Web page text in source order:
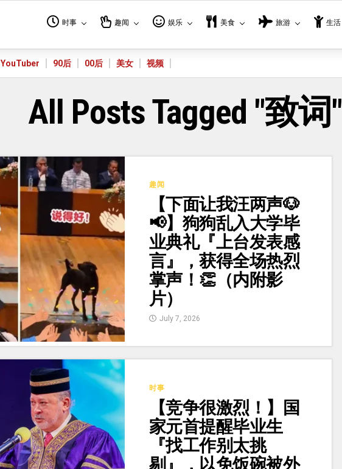
时事 趣闻 娱乐 美食 旅游 生活
YouTuber 90后 00后 美女 视频
All Posts Tagged "致词"
趣闻
【下面让我汪两声🐶
📢】狗狗乱入大学毕
业典礼『上台发表感
言』，获得全场热烈
掌声！👏（内附影
片）
July 7, 2026
时事
【竞争很激烈！】国
家元首提醒毕业生
『找工作别太挑
剔』，以免饭碗被外